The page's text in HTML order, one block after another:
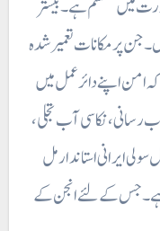
کی صورت میں منقسم ہے۔ بیشتر
جن پر مکانات تعمیرشدہ
امن اپنے دائر عمل میں
رسانی، نکاسی آب تجلی،
ایرانی استاندار مل
جس کے لئے انجن کے